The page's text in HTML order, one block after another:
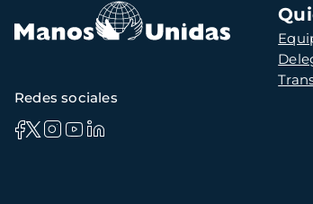
principal
Redes sociales